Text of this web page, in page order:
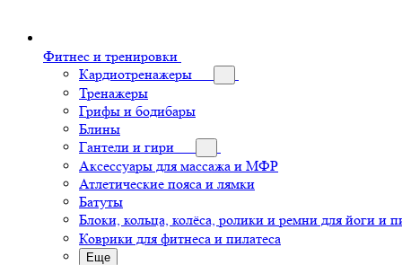
Фитнес и тренировки
Кардиотренажеры
Тренажеры
Грифы и бодибары
Блины
Гантели и гири
Аксессуары для массажа и МФР
Атлетические пояса и лямки
Батуты
Блоки, кольца, колёса, ролики и ремни для йоги и
Коврики для фитнеса и пилатеса
Еще